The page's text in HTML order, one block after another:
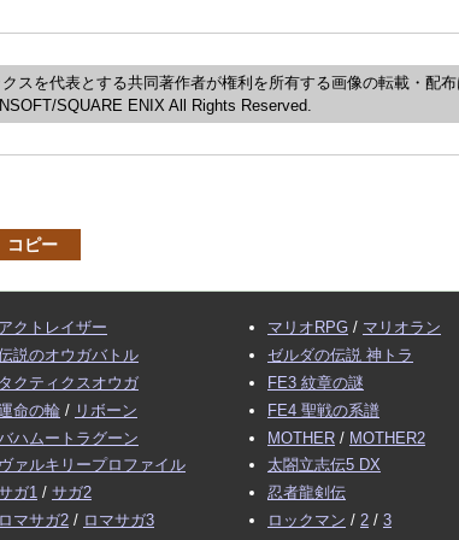
スを代表とする共同著作者が権利を所有する画像の転載・配布
SQUARE ENIX All Rights Reserved.
コピー
アクトレイザー
説のオウガバトル
タクティクスオウガ
命の輪 / リボーン
ハムートラグーン
ヴァルキリープロファイル
ガ1 / サガ2
ロマサガ2 / ロマサガ3
マリオRPG / マリオラン
ゼルダの伝説 神トラ
FE3 紋章の謎
FE4 聖戦の系譜
MOTHER / MOTHER2
太閤立志伝5 DX
忍者龍剣伝
ロックマン / 2 / 3